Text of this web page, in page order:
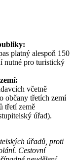
platný alespoň 150
nutné pro turistický
včetně
občany třetích zemí
třetí země
úřad).
úřadů, proti
Cestovní